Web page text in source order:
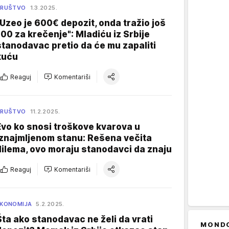
1.3.2025.
je 600€ depozit, onda tražio još
za krečenje": Mladiću iz Srbije
pretio da će mu zapaliti
Reaguj Komentariši
11.2.2025.
ko snosi troškove kvarova u
stanu: Rešena večita
ovo moraju stanodavci da znaju
Reaguj Komentariši
5.2.2025.
ako stanodavac ne želi da vrati